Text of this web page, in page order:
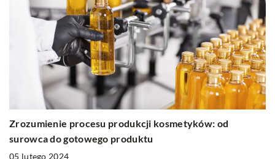
Zrozumienie procesu produkcji kosmetyków: od
surowca do gotowego produktu
05 lutego 2024